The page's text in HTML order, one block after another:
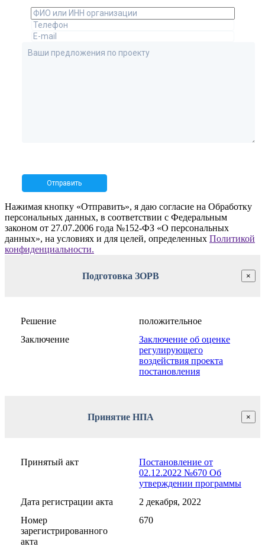
Нажимая кнопку «Отправить», я даю согласие на Обработку
персональных данных, в соответствии с Федеральным
законом от 27.07.2006 года №152-ФЗ «О персональных
данных», на условиях и для целей, определенных Политикой
конфиденциальности.
Подготовка ЗОРВ ×
Решение
положительное
Заключение
Заключение об оценке
регулирующего
воздействия проекта
постановления
Принятие НПА ×
Принятый акт
Постановление от
02.12.2022 №670 Об
утверждении программы
Дата регистрации акта
2 декабря, 2022
Номер
зарегистрированного
акта
670